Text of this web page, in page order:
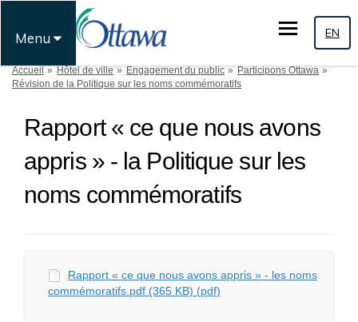
Menu EN
Vous êtes ici:
Accueil Hôtel de ville Engagement du public
Participons Ottawa
Révision de la Politique sur les noms commémoratifs
Rapport « ce que nous avons
appris » - la Politique sur les
noms commémoratifs
Rapport « ce que nous avons appris » - les noms
commémoratifs.pdf (365 KB) (pdf)